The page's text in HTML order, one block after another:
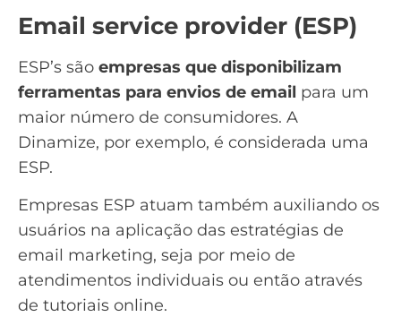
Email service provider (ESP)
ESP’s são empresas que disponibilizam
ferramentas para envios de email para um
maior número de consumidores. A
Dinamize, por exemplo, é considerada uma
ESP.
Empresas ESP atuam também auxiliando os
usuários na aplicação das estratégias de
email marketing, seja por meio de
atendimentos individuais ou então através
de tutoriais online.